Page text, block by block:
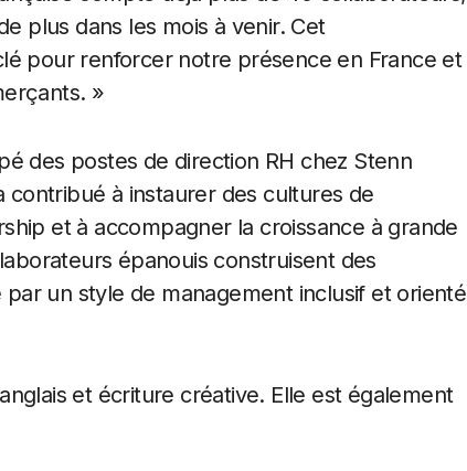
plus dans les mois à venir. Cet
pour renforcer notre présence en France et
»
des postes de direction RH chez Stenn
contribué à instaurer des cultures de
et à accompagner la croissance à grande
épanouis construisent des
un style de management inclusif et orienté
et écriture créative. Elle est également